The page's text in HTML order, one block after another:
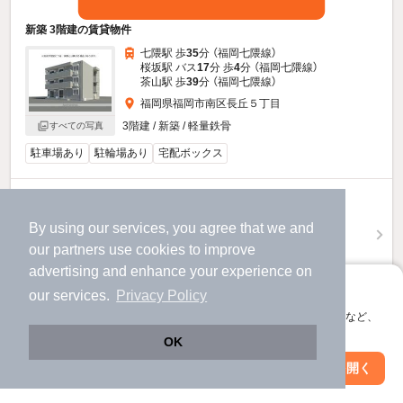
By using our services, you agree that we and
our partners use cookies to improve
advertising and enhance your experience on
our services.
Privacy Policy
OK
アプリに切り替えて、サクサクお部屋探し
会員登録なしですぐ使える。マップ検索やお気に入り保存など、
アプリを開く
新築 3階建の賃貸物件
すべての写真
七隈駅 歩35分 （福岡七隈線）
桜坂駅 バス17分 歩4分 （福岡七隈線）
茶山駅 歩39分 （福岡七隈線）
福岡県福岡市南区長丘５丁目
3階建 / 新築 / 軽量鉄骨
駐車場あり 駐輪場あり 宅配ボックス
（管理費5,600円）
敷 不要 礼 315,000円
3階 / 3LDK / 73.08㎡
お問い合わせ
ほか提供
絞り込み条件を変更